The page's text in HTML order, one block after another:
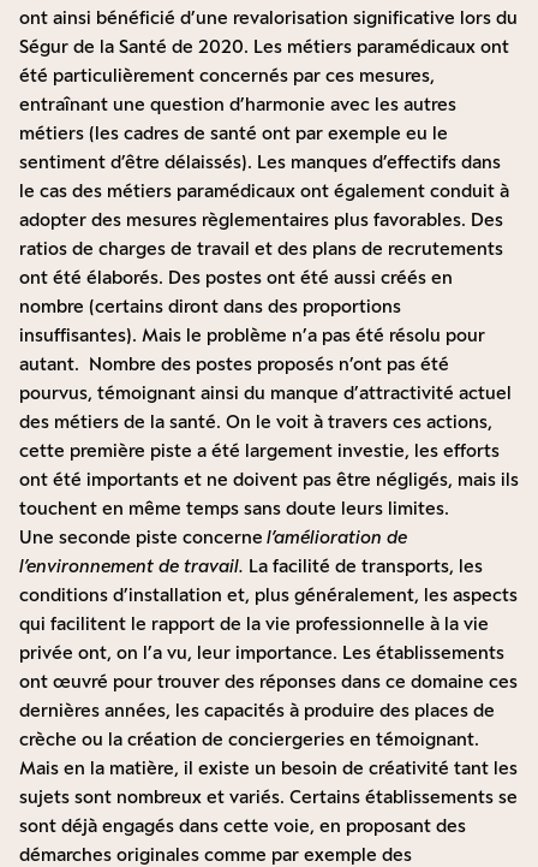
ont ainsi bénéficié d’une revalorisation significative lors du
Ségur de la Santé de 2020. Les métiers paramédicaux ont
été particulièrement concernés par ces mesures,
entraînant une question d’harmonie avec les autres
métiers (les cadres de santé ont par exemple eu le
sentiment d’être délaissés). Les manques d’effectifs dans
le cas des métiers paramédicaux ont également conduit à
adopter des mesures règlementaires plus favorables. Des
ratios de charges de travail et des plans de recrutements
ont été élaborés. Des postes ont été aussi créés en
nombre (certains diront dans des proportions
insuffisantes). Mais le problème n’a pas été résolu pour
autant. Nombre des postes proposés n’ont pas été
pourvus, témoignant ainsi du manque d’attractivité actuel
des métiers de la santé. On le voit à travers ces actions,
cette première piste a été largement investie, les efforts
ont été importants et ne doivent pas être négligés, mais ils
touchent en même temps sans doute leurs limites.
Une seconde piste concerne l’amélioration de
l’environnement de travail. La facilité de transports, les
conditions d’installation et, plus généralement, les aspects
qui facilitent le rapport de la vie professionnelle à la vie
privée ont, on l’a vu, leur importance. Les établissements
ont œuvré pour trouver des réponses dans ce domaine ces
dernières années, les capacités à produire des places de
crèche ou la création de conciergeries en témoignant.
Mais en la matière, il existe un besoin de créativité tant les
sujets sont nombreux et variés. Certains établissements se
sont déjà engagés dans cette voie, en proposant des
démarches originales comme par exemple des